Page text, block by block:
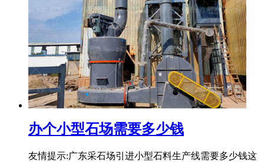
办个小型石场需要多少钱
友情提示:广东采石场引进小型石料生产线需要多少钱这